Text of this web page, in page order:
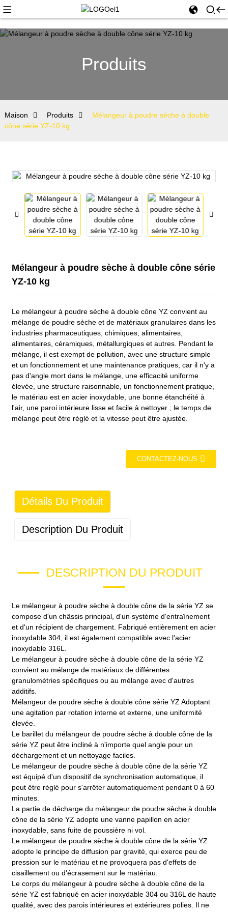
Produits
Maison Produits
Mélangeur à poudre sèche à double
cône série YZ-10 kg
Mélangeur à poudre sèche à double cône série
YZ-10 kg
Le mélangeur à poudre sèche à double cône YZ convient au
mélange de poudre sèche et de matériaux granulaires dans les
industries pharmaceutiques, chimiques, alimentaires,
alimentaires, céramiques, métallurgiques et autres. Pendant le
mélange, il est exempt de pollution, avec une structure simple
et un fonctionnement et une maintenance pratiques, car il n'y a
pas d'angle mort dans le mélange, une efficacité uniforme
élevée, une structure raisonnable, un fonctionnement pratique,
le matériau est en acier inoxydable, une bonne étanchéité à
l'air, une paroi intérieure lisse et facile à nettoyer ; le temps de
mélange peut être réglé et la vitesse peut être ajustée.
CONTACTEZ-NOUS
Détails Du Produit
Description Du Produit
DESCRIPTION DU PRODUIT
Le mélangeur à poudre sèche à double cône de la série YZ se
compose d'un châssis principal, d'un système d'entraînement
et d'un récipient de chargement. Fabriqué entièrement en acier
inoxydable 304, il est également compatible avec l'acier
inoxydable 316L.
Le mélangeur à poudre sèche à double cône de la série YZ
convient au mélange de matériaux de différentes
granulométries spécifiques ou au mélange avec d'autres
additifs.
Mélangeur de poudre sèche à double cône série YZ Adoptant
une agitation par rotation interne et externe, une uniformité
élevée.
Le barillet du mélangeur de poudre sèche à double cône de la
série YZ peut être incliné à n'importe quel angle pour un
déchargement et un nettoyage faciles.
Le mélangeur de poudre sèche à double cône de la série YZ
est équipé d'un dispositif de synchronisation automatique, il
peut être réglé pour s'arrêter automatiquement pendant 0 à 60
minutes.
La partie de décharge du mélangeur de poudre sèche à double
cône de la série YZ adopte une vanne papillon en acier
inoxydable, sans fuite de poussière ni vol.
Le mélangeur de poudre sèche à double cône de la série YZ
adopte le principe de diffusion par gravité, qui exerce peu de
pression sur le matériau et ne provoquera pas d'effets de
cisaillement ou d'écrasement sur le matériau.
Le corps du mélangeur à poudre sèche à double cône de la
série YZ est fabriqué en acier inoxydable 304 ou 316L de haute
qualité, avec des parois intérieures et extérieures polies. Il ne